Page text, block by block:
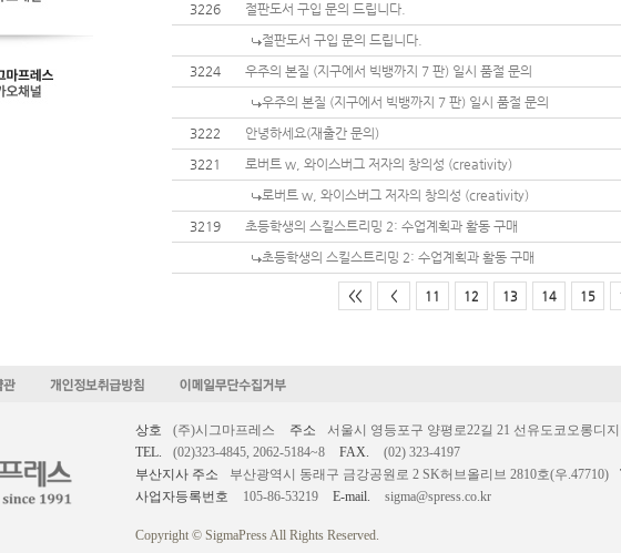
3226
절판도서 구입 문의 드립니다.
절판도서 구입 문의 드립니다.
3224
우주의 본질 (지구에서 빅뱅까지 7 판) 일시 품절 문의
우주의 본질 (지구에서 빅뱅까지 7 판) 일시 품절 문의
3222
안녕하세요(재출간 문의)
3221
로버트 w, 와이스버그 저자의 창의성 (creativity)
로버트 w, 와이스버그 저자의 창의성 (creativity)
3219
초등학생의 스킬스트리밍 2: 수업계획과 활동 구매
초등학생의 스킬스트리밍 2: 수업계획과 활동 구매
<< < 11 12 13 14 15
상호 (주)시그마프레스 주소
서울시 영등포구 양평로22길 21 선유도코오롱디
TEL.
(02)323-4845, 2062-5184~8 FAX.
(02) 323-4197
부산지사 주소
부산광역시 동래구 금강공원로 2 SK허브올리브 2810호(우.47710)
사업자등록번호
105-86-53219 E-mail. sigma@spress.co.kr
Copyright © SigmaPress All Rights Reserved.